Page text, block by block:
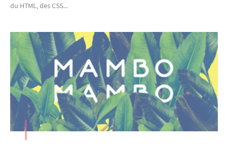
du HTML, des CSS...